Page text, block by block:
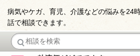
病気やケガ、育児、介護などの悩みを24
話で相談できます。